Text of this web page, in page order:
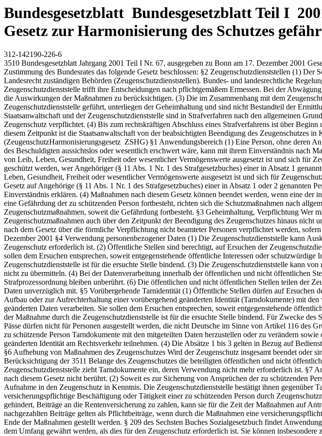
Bundesgesetzblatt Bundesgesetzblatt Teil I
Gesetz zur Harmonisierung des Schutzes
312-142190-226-6
3510 Bundesgesetzblatt Jahrgang 2001 Teil I Nr. 67, ausgegeben zu Bonn am 17. Dezember 2001 Gesetz zur Harmonisierung des Schutzes gefährdeter Zeugen Vom 11. Dezember 2001 Der Bundestag hat mit Zustimmung des Bundesrates das folgende Gesetz beschlossen: §2 Zeugenschutzdienststellen (1) Der Schutz einer Person nach Maßgabe dieses Gesetzes obliegt der Polizei oder den sonst nach Bundesoder Landesrecht zuständigen Behörden (Zeugenschutzdienststellen). Bundes- und landesrechtliche Regelungen zur Abwehr einer für die zu schützende Person bestehenden Gefahr bleiben unberührt. (2) Die Zeugenschutzdienststelle trifft ihre Entscheidungen nach pflichtgemäßem Ermessen. Bei der Abwägung sind insbesondere die Schwere der Tat sowie der Grad der Gefährdung, die Rechte des Beschuldigten und die Auswirkungen der Maßnahmen zu berücksichtigen. (3) Die im Zusammenhang mit dem Zeugenschutz getroffenen Entscheidungen und Maßnahmen sind aktenkundig zu machen. Die Akten werden von der Zeugenschutzdienststelle geführt, unterliegen der Geheimhaltung und sind nicht Bestandteil der Ermittlungsakte. Sie sind der Staatsanwaltschaft auf Anforderung zugänglich zu machen. Die Mitarbeiter der Staatsanwaltschaft und der Zeugenschutzdienststelle sind in Strafverfahren nach den allgemeinen Grundsätzen unter Berücksichtigung des § 54 der Strafprozessordnung zur Auskunft auch über den Zeugenschutz verpflichtet. (4) Bis zum rechtskräftigen Abschluss eines Strafverfahrens ist über Beginn und Beendigung des Zeugenschutzes das Einvernehmen mit der Staatsanwaltschaft herzustellen. Nach diesem Zeitpunkt ist die Staatsanwaltschaft von der beabsichtigten Beendigung des Zeugenschutzes in Kenntnis zu setzen. Artikel 1 Gesetz zur Harmonisierung des Schutzes gefährdeter Zeugen (ZeugenschutzHarmonisierungsgesetz ­ ZSHG) §1 Anwendungsbereich (1) Eine Person, ohne deren Angaben in einem Strafverfahren die Erforschung des Sachverhalts oder die Ermittlung des Aufenthaltsorts des Beschuldigten aussichtslos oder wesentlich erschwert wäre, kann mit ihrem Einverständnis nach Maßgabe dieses Gesetzes geschützt werden, wenn sie auf Grund ihrer Aussagebereitschaft einer Gefährdung von Leib, Leben, Gesundheit, Freiheit oder wesentlicher Vermögenswerte ausgesetzt ist und sich für Zeugenschutzmaßnahmen eignet. (2) Mit seinem Einverständnis kann ferner nach Maßgabe dieses Gesetzes geschützt werden, wer Angehöriger (§ 11 Abs. 1 Nr. 1 des Strafgesetzbuches) einer in Absatz 1 genannten Person ist oder ihr sonst nahe steht, auf Grund ihrer Aussagebereitschaft einer Gefährdung von Leib, Leben, Gesundheit, Freiheit oder wesentlicher Vermögenswerte ausgesetzt ist und sich für Zeugenschutzmaßnahmen eignet. (3) Sofern es für den Zeugenschutz erforderlich ist, können Maßnahmen nach diesem Gesetz auf Angehörige (§ 11 Abs. 1 Nr. 1 des Strafgesetzbuches) einer in Absatz 1 oder 2 genannten Person oder ihr sonst nahe stehende Personen erstreckt werden, wenn diese sich hierfür eignen sowie ihr Einverständnis erklären. (4) Maßnahmen nach diesem Gesetz können beendet werden, wenn eine der in den Absätzen 1 bis 3 genannten Voraussetzungen nicht vorlag oder nachträglich weggefallen ist. Soweit eine Gefährdung der zu schützenden Person fortbesteht, richten sich die Schutzmaßnahmen nach allgemeinem Gefahrenabwehrrecht. Die Beendigung des Strafverfahrens führt nicht zur Aufhebung der Zeugenschutzmaßnahmen, soweit die Gefährdung fortbesteht. §3 Geheimhaltung, Verpflichtung Wer mit dem Zeugenschutz befasst wird, darf die ihm bekannt gewordenen Erkenntnisse über Zeugenschutzmaßnahmen auch über den Zeitpunkt der Beendigung des Zeugenschutzes hinaus nicht unbefugt offenbaren. Personen, die nicht Amtsträger (§ 11 Abs. 1 Nr. 2 des Strafgesetzbuches) sind, sollen nach dem Gesetz über die förmliche Verpflichtung nicht beamteter Personen verpflichtet werden, sofern dies geboten erscheint. Bundesgesetzblatt Jahrgang 2001 Teil I Nr. 67, ausgegeben zu Bonn am 17. Dezember 2001 §4 Verwendung personenbezogener Daten (1) Die Zeugenschutzdienststelle kann Auskünfte über personenbezogene Daten der zu schützenden Person verweigern, soweit dies für den Zeugenschutz erforderlich ist. (2) Öffentliche Stellen sind berechtigt, auf Ersuchen der Zeugenschutzdienststelle personenbezogene Daten der zu schützenden Person zu sperren oder nicht zu übermitteln. Sie sollen dem Ersuchen entsprechen, soweit entgegenstehende öffentliche Interessen oder schutzwürdige Interessen Dritter nicht überwiegen. Die Beurteilung der Erforderlichkeit der Maßnahme durch die Zeugenschutzdienststelle ist für die ersuchte Stelle bindend. (3) Die Zeugenschutzdienststelle kann von nicht öffentlichen Stellen verlangen, personenbezogene Daten der zu schützenden Person zu sperren oder nicht zu übermitteln. (4) Bei der Datenverarbeitung innerhalb der